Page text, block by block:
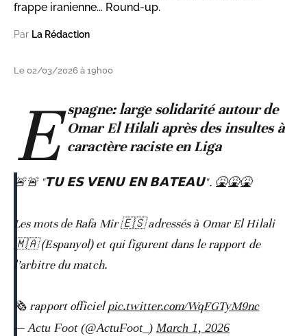
frappe iranienne... Round-up.
Par La Rédaction
Le 02/03/2026 à 19h00
E spagne: large solidarité autour de
Omar El Hilali après des insultes à
caractère raciste en Liga
🚨🚨 "𝗧𝗨 𝗘𝗦 𝗩𝗘𝗡𝗨 𝗘𝗡 𝗕𝗔𝗧𝗘𝗔𝗨". 🤮🤮🤮
Les mots de Rafa Mir 🇪🇸 adressés à Omar El Hilali
🇲🇦 (Espanyol) et qui figurent dans le rapport de
l’arbitre du match.
🗞️ rapport officielpic.twitter.com/WqFGTyM9nc
— Actu Foot (@ActuFoot_) March 1, 2026